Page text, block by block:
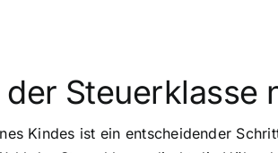
Steuerklasse
Kindes ist ein entscheidender